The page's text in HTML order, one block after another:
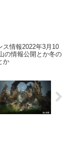
ス情報2022年3月10
の情報公開とか冬の
か